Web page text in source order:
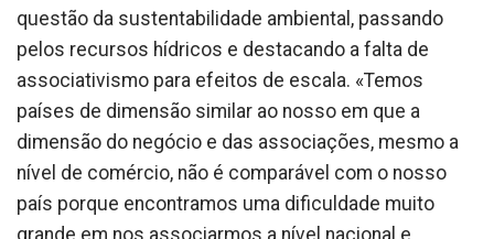
questão da sustentabilidade ambiental, passando
pelos recursos hídricos e destacando a falta de
associativismo para efeitos de escala. «Temos
países de dimensão similar ao nosso em que a
dimensão do negócio e das associações, mesmo a
nível de comércio, não é comparável com o nosso
país porque encontramos uma dificuldade muito
grande em nos associarmos a nível nacional e